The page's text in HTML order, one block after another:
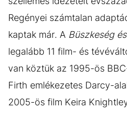
Regényei számtalan
kaptak már. A Büszkeség
legalább 11 film- és
van köztük az 1995-ös
Firth emlékezetes Darcy-
2005-ös film Keira